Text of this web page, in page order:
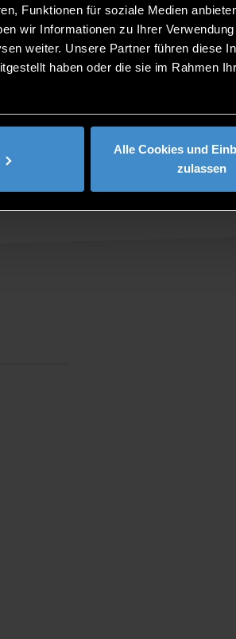
Funktionen für soziale Medien
wir Informationen zu Ihrer
weiter. Unsere Partner führen diese
haben oder die sie im Rahmen
Alle Cookies und
zulassen